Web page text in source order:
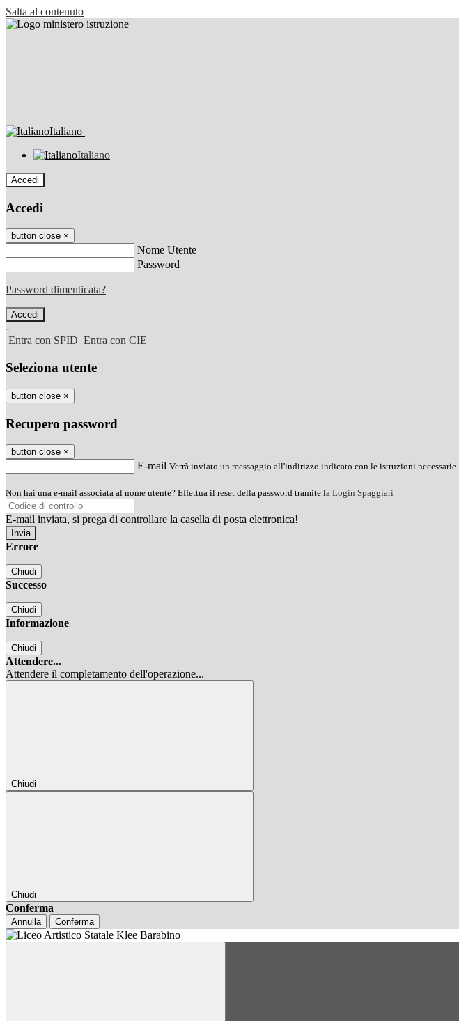
Salta al contenuto
Italiano
Italiano
Accedi
Accedi
button close ×
Nome Utente
Password
Password dimenticata?
-
Entra con SPID Entra con CIE
Seleziona utente
button close ×
Recupero password
button close ×
E-mail Verrà inviato un messaggio all'indirizzo indicato con le istruzioni necessarie.
Non hai una e-mail associata al nome utente? Effettua il reset della password tramite la Login Spaggiari
E-mail inviata, si prega di controllare la casella di posta elettronica!
Errore
Chiudi
Successo
Chiudi
Informazione
Chiudi
Attendere...
Attendere il completamento dell'operazione...
Chiudi
Chiudi
Conferma
Annulla Conferma